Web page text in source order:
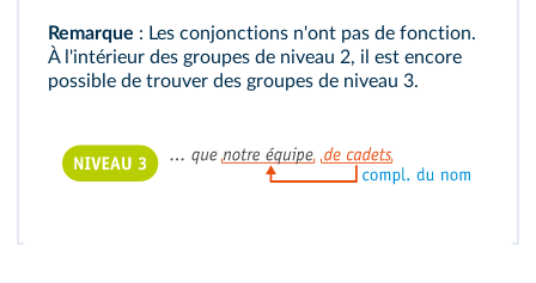
Remarque : Les conjonctions n'ont pas de fonction.
À l'intérieur des groupes de niveau 2, il est encore
possible de trouver des groupes de niveau 3.